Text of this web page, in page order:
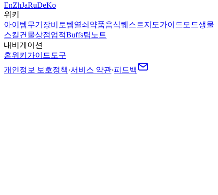
EnZhJaRuDeKo
위키
아이템무기 장비 토템열쇠 약품음식퀘스트지도가이드 모드생물
스킬건물상점업적Buffs팁 노트
내비게이션
홈위키 가이드 도구
개인정보 보호정책·서비스 약관·피드백